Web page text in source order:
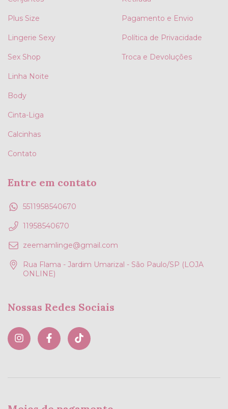
Plus Size
Lingerie Sexy
Sex Shop
Linha Noite
Body
Cinta-Liga
Calcinhas
Contato
Pagamento e Envio
Política de Privacidade
Troca e Devoluções
Entre em contato
5511958540670
11958540670
zeemamlinge@gmail.com
Rua Flama - Jardim Umarizal - São Paulo/SP (LOJA
ONLINE)
Nossas Redes Sociais